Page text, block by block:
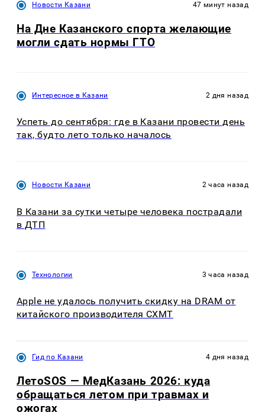
Новости Казани 47 минут назад
На Дне Казанского спорта желающие
могли сдать нормы ГТО
Интересное в Казани 2 дня назад
Успеть до сентября: где в Казани провести день
так, будто лето только началось
Новости Казани 2 часа назад
В Казани за сутки четыре человека пострадали
в ДТП
Технологии 3 часа назад
Apple не удалось получить скидку на DRAM от
китайского производителя CXMT
Гид по Казани 4 дня назад
ЛетоSOS — МедКазань 2026: куда
обращаться летом при травмах и
ожогах